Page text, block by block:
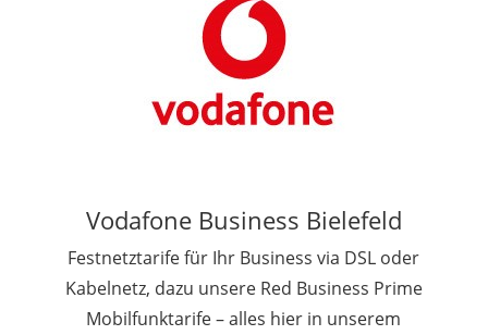
Vodafone Business Bielefeld
Festnetztarife für Ihr Business via DSL oder
Kabelnetz, dazu unsere Red Business Prime
Mobilfunktarife – alles hier in unserem